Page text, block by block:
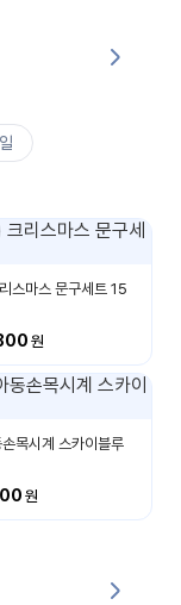
스마스 문구세트 15
목시계 스카이블루